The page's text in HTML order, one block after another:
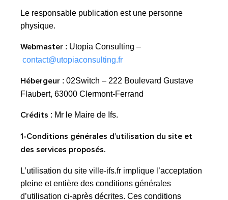
Le responsable publication est une personne
physique.
Webmaster : Utopia Consulting –
contact@utopiaconsulting.fr
Hébergeur : 02Switch – 222 Boulevard Gustave
Flaubert, 63000 Clermont-Ferrand
Crédits : Mr le Maire de Ifs.
1-Conditions générales d’utilisation du site et
des services proposés.
L’utilisation du site ville-ifs.fr implique l’acceptation
pleine et entière des conditions générales
d’utilisation ci-après décrites. Ces conditions